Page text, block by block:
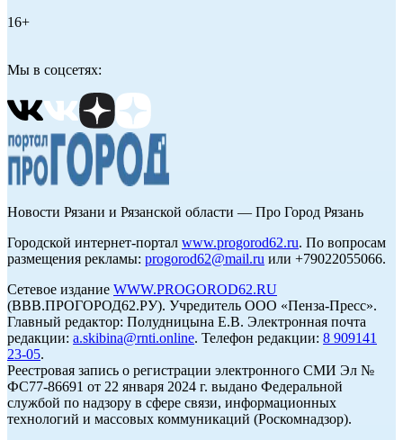
16+
Мы в соцсетях:
Новости Рязани и Рязанской области — Про Город Рязань
Городской интернет-портал www.progorod62.ru. По вопросам
размещения рекламы: progorod62@mail.ru или +79022055066.
Сетевое издание WWW.PROGOROD62.RU
(ВВВ.ПРОГОРОД62.РУ). Учредитель ООО «Пенза-Пресс».
Главный редактор: Полудницына Е.В. Электронная почта
редакции: a.skibina@rnti.online. Телефон редакции: 8 909141
23-05.
Реестровая запись о регистрации электронного СМИ Эл №
ФС77-86691 от 22 января 2024 г. выдано Федеральной
службой по надзору в сфере связи, информационных
технологий и массовых коммуникаций (Роскомнадзор).